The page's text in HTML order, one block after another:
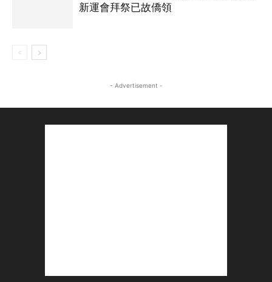
新運會拜祭已故僑領
- Advertisement -